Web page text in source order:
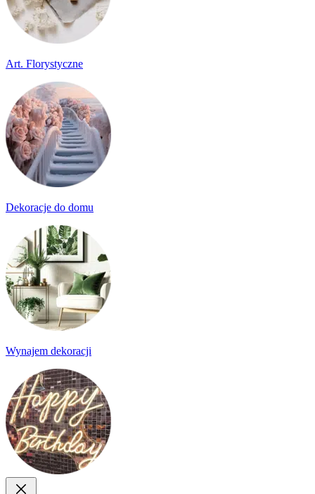
Art. Florystyczne
Dekoracje do domu
Wynajem dekoracji